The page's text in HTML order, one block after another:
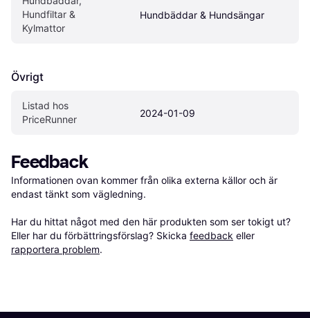
Hundfiltar &
Kylmattor
Hundbäddar & Hundsängar
Övrigt
Listad hos
PriceRunner
2024-01-09
Feedback
Informationen ovan kommer från olika externa källor och är
endast tänkt som vägledning.
Har du hittat något med den här produkten som ser tokigt ut?
Eller har du förbättringsförslag? Skicka feedback eller
rapportera problem.